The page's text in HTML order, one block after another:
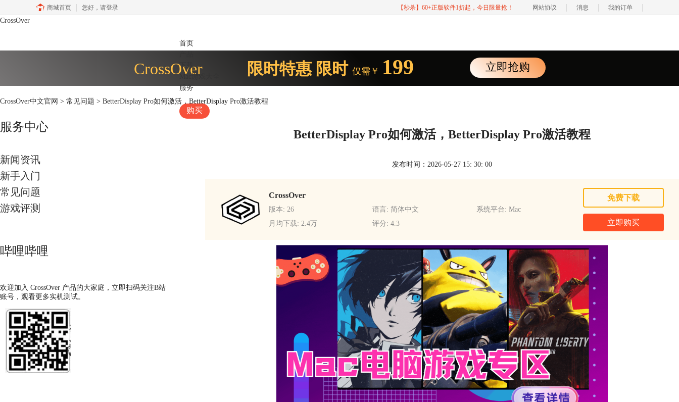
商城首页 您好， 请登录 【秒杀】60+正版软件1折起，今日限量抢！ 网站协议 消息 我的订单
CrossOver
首页
下载
Mac游戏大全
服务
购买
CrossOver 限时特惠 限时 仅需￥ 199 立即抢购
CrossOver中文官网 > 常见问题 > BetterDisplay Pro如何激活，BetterDisplay Pro激活教程
服务中心
新闻资讯
新手入门
常见问题
游戏评测
哔哩哔哩
欢迎加入 CrossOver 产品的大家庭，立即扫码关注B站
账号，观看更多实机测试。
BetterDisplay Pro如何激活，BetterDisplay Pro激活教程
发布时间：2026-05-27 15: 30: 00
CrossOver
版本: 26 语言: 简体中文
系统平台: Mac
月均下载: 2.4万
评分: 4.3
免费下载
立即购买